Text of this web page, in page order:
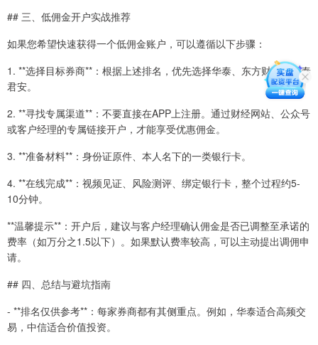
## 三、低佣金开户实战推荐
如果您希望快速获得一个低佣金账户，可以遵循以下步骤：
1. **选择目标券商**：根据上述排名，优先选择华泰、东方财富或国泰
君安。
2. **寻找专属渠道**：不要直接在APP上注册。通过财经网站、公众号
或客户经理的专属链接开户，才能享受优惠佣金。
3. **准备材料**：身份证原件、本人名下的一类银行卡。
4. **在线完成**：视频见证、风险测评、绑定银行卡，整个过程约5-
10分钟。
**温馨提示**：开户后，建议与客户经理确认佣金是否已调整至承诺的
费率（如万分之1.5以下）。如果默认费率较高，可以主动提出调佣申
请。
## 四、总结与避坑指南
- **排名仅供参考**：每家券商都有其侧重点。例如，华泰适合高频交
易，中信适合价值投资。